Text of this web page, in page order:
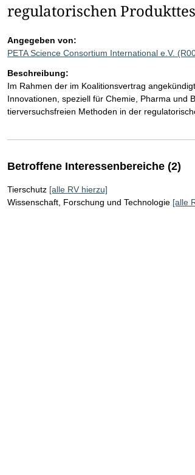
regulatorischen
Angegeben von:
PETA Science Consortium International e.V.
Beschreibung:
Im Rahmen der im Koalitionsvertrag
Innovationen, speziell für Chemie, Pharma und
tierversuchsfreien Methoden in der
Betroffene Interessenbereiche (2)
Tierschutz [alle RV hierzu]
Wissenschaft, Forschung und Technologie [alle